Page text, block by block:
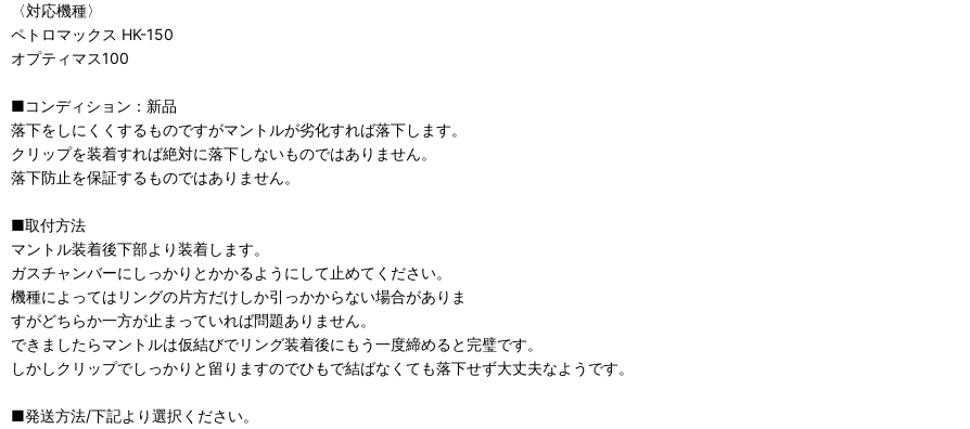
〈対応機種〉
ペトロマックス HK-150
オプティマス100
■コンディション：新品
落下をしにくくするものですがマントルが劣化すれば落下します。
クリップを装着すれば絶対に落下しないものではありません。
落下防止を保証するものではありません。
■取付方法
マントル装着後下部より装着します。
ガスチャンバーにしっかりとかかるようにして止めてください。
機種によってはリングの片方だけしか引っかからない場合がありま
すがどちらか一方が止まっていれば問題ありません。
できましたらマントルは仮結びでリング装着後にもう一度締めると完璧です。
しかしクリップでしっかりと留りますのでひもで結ばなくても落下せず大丈夫なようです。
■発送方法/下記より選択ください。